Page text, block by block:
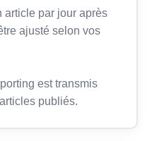
article par jour après
ajusté selon vos
est transmis
publiés.